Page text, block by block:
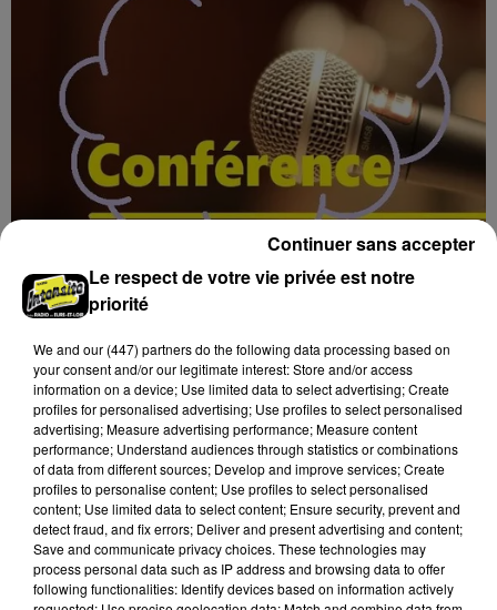
17h04
TERRE-NEUVAS
Jeudi 11 février 2027 à 14h30 à l'auditorium Samuel
Paty, bibliothèque Abbé-Grégoire de Blois (Loir-et-
Cher) : L’épopée des Terre-Neuvas. Conférence de...
Le respect de votre vie privée est notre
priorité
We and our (447) partnersdo the following data processing based on
your consent and/or our legitimate interest: Store and/or access
information on a device; Use limited data to select advertising; Create
profiles for personalised advertising; Use profiles to select personalised
advertising; Measure advertising performance; Measure content
performance; Understand audiences through statistics or combinations
of data from different sources; Develop and improve services; Create
profiles to personalise content; Use profiles to select personalised
content; Use limited data to select content; Ensure security, prevent and
detect fraud, and fix errors; Deliver and present advertising and content;
Save and communicate privacy choices. These technologies may
process personal data such as IP address and browsing data to offer
following functionalities: Identify devices based on information actively
Continuer sans accepter